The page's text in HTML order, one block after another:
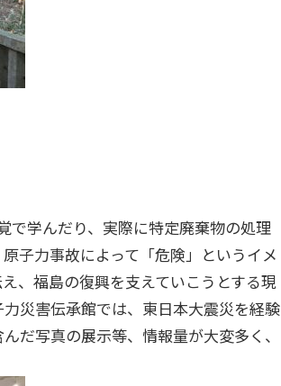
で学んだり、実際に特定廃棄物の処理
子力事故によって「危険」というイメ
、福島の復興を支えていこうとする現
災害伝承館​では、東日本大震災を経験
だ写真の展示等、情報量が大変多く、